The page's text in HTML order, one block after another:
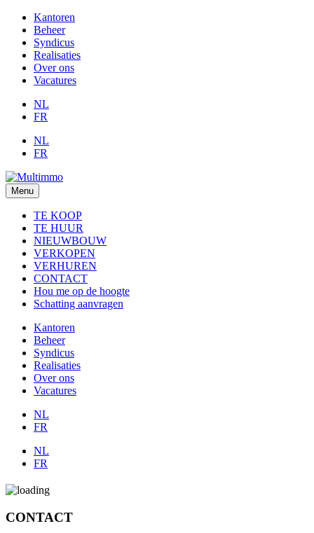
Kantoren
Beheer
Syndicus
Realisaties
Over ons
Vacatures
NL
FR
NL
FR
Menu
TE KOOP
TE HUUR
NIEUWBOUW
VERKOPEN
VERHUREN
CONTACT
Hou me op de hoogte
Schatting aanvragen
Kantoren
Beheer
Syndicus
Realisaties
Over ons
Vacatures
NL
FR
NL
FR
CONTACT